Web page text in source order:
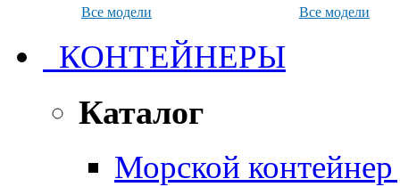
Все модели Все модели
КОНТЕЙНЕРЫ
Каталог
Морской